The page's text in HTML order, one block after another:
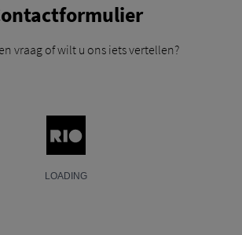
vraag of wilt u ons iets vertellen?